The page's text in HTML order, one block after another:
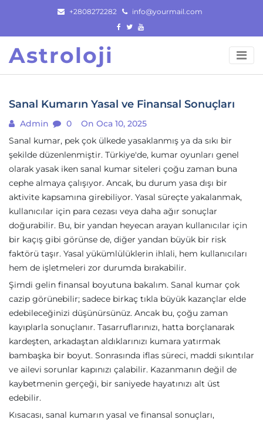
content
+2808272282 info@yourmail.com
Astroloji
Sanal Kumarın Yasal ve Finansal Sonuçları
Admin 0
On Oca 10, 2025
Sanal kumar, pek çok ülkede yasaklanmış ya da sıkı bir
şekilde düzenlenmiştir. Türkiye'de, kumar oyunları genel
olarak yasak iken sanal kumar siteleri çoğu zaman buna
cephe almaya çalışıyor. Ancak, bu durum yasa dışı bir
aktivite kapsamına girebiliyor. Yasal süreçte yakalanmak,
kullanıcılar için para cezası veya daha ağır sonuçlar
doğurabilir. Bu, bir yandan heyecan arayan kullanıcılar için
bir kaçış gibi görünse de, diğer yandan büyük bir risk
faktörü taşır. Yasal yükümlülüklerin ihlali, hem kullanıcıları
hem de işletmeleri zor durumda bırakabilir.
Şimdi gelin finansal boyutuna bakalım. Sanal kumar çok
cazip görünebilir; sadece birkaç tıkla büyük kazançlar elde
edebileceğinizi düşünürsünüz. Ancak bu, çoğu zaman
kayıplarla sonuçlanır. Tasarruflarınızı, hatta borçlanarak
kardeşten, arkadaştan aldıklarınızı kumara yatırmak
bambaşka bir boyut. Sonrasında iflas süreci, maddi sıkıntılar
ve ailevi sorunlar kapınızı çalabilir. Kazanmanın değil de
kaybetmenin gerçeği, bir saniyede hayatınızı alt üst
edebilir.
Kısacası, sanal kumarın yasal ve finansal sonuçları,